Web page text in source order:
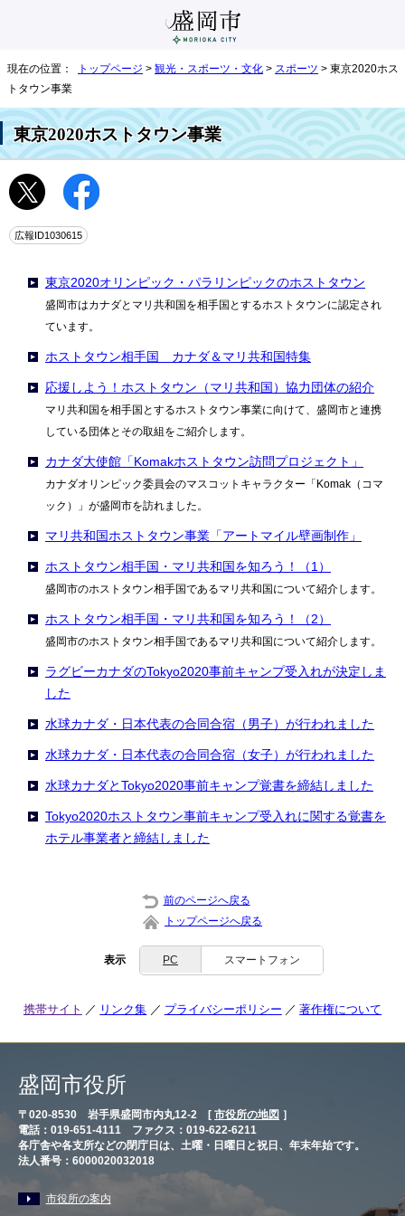
現在の位置： トップページ > 観光・スポーツ・文化 > スポーツ > 東京2020ホス
トタウン事業
東京2020ホストタウン事業
広報ID1030615
東京2020オリンピック・パラリンピックのホストタウン
盛岡市はカナダとマリ共和国を相手国とするホストタウンに認定され
ています。
ホストタウン相手国 カナダ＆マリ共和国特集
応援しよう！ホストタウン（マリ共和国）協力団体の紹介
マリ共和国を相手国とするホストタウン事業に向けて、盛岡市と連携
している団体とその取組をご紹介します。
カナダ大使館「Komakホストタウン訪問プロジェクト」
カナダオリンピック委員会のマスコットキャラクター「Komak（コマ
ック）」が盛岡市を訪れました。
マリ共和国ホストタウン事業「アートマイル壁画制作」
ホストタウン相手国・マリ共和国を知ろう！（1）
盛岡市のホストタウン相手国であるマリ共和国について紹介します。
ホストタウン相手国・マリ共和国を知ろう！（2）
盛岡市のホストタウン相手国であるマリ共和国について紹介します。
ラグビーカナダのTokyo2020事前キャンプ受入れが決定しま
した
水球カナダ・日本代表の合同合宿（男子）が行われました
水球カナダ・日本代表の合同合宿（女子）が行われました
水球カナダとTokyo2020事前キャンプ覚書を締結しました
Tokyo2020ホストタウン事前キャンプ受入れに関する覚書を
ホテル事業者と締結しました
前のページへ戻る
トップページへ戻る
表示 PC スマートフォン
携帯サイト リンク集 プライバシーポリシー 著作権について
盛岡市役所
〒020-8530 岩手県盛岡市内丸12-2 [ 市役所の地図 ］
電話：019-651-4111 ファクス：019-622-6211
各庁舎や各支所などの閉庁日は、土曜・日曜日と祝日、年末年始です。
法人番号：6000020032018
市役所の案内